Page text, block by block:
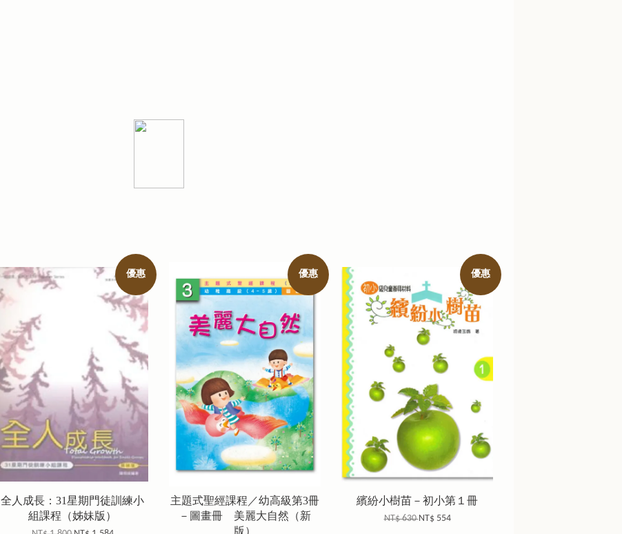
優惠
全人成長：31星期門徒訓練小
組課程（姊妹版）
優惠
主題式聖經課程／幼高級第3冊
－圖畫冊 美麗大自然（新
版）
優惠
繽紛小樹苗－初小第１冊
NT$ 630NT$ 554